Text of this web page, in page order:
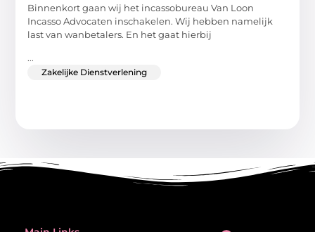
Binnenkort gaan wij het incassobureau Van Loon
Incasso Advocaten inschakelen. Wij hebben namelijk
last van wanbetalers. En het gaat hierbij
...
Zakelijke Dienstverlening